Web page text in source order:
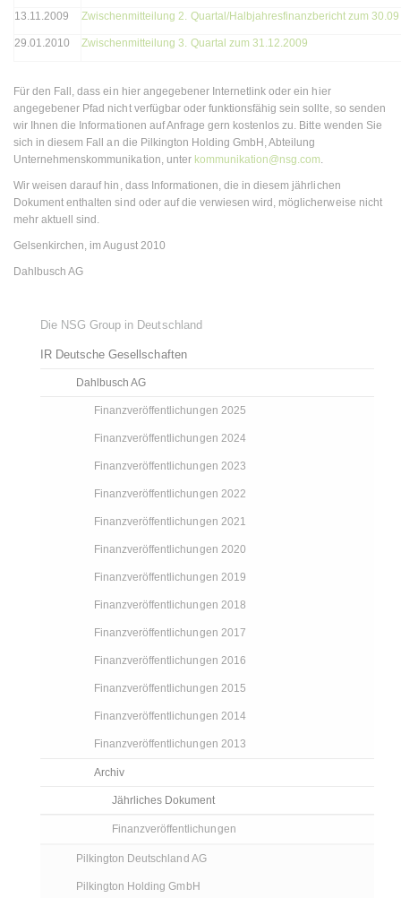
13.11.2009 Zwischenmitteilung 2. Quartal/Halbjahresfinanzbericht zum
29.01.2010 Zwischenmitteilung 3. Quartal zum 31.12.2009
Für den Fall, dass ein hier angegebener Internetlink oder ein hier
angegebener Pfad nicht verfügbar oder funktionsfähig sein sollte, so senden
wir Ihnen die Informationen auf Anfrage gern kostenlos zu. Bitte wenden Sie
sich in diesem Fall an die Pilkington Holding GmbH, Abteilung
Unternehmenskommunikation, unter kommunikation@nsg.com.
Wir weisen darauf hin, dass Informationen, die in diesem jährlichen
Dokument enthalten sind oder auf die verwiesen wird, möglicherweise nicht
mehr aktuell sind.
Gelsenkirchen, im August 2010
Dahlbusch AG
Die NSG Group in Deutschland
IR Deutsche Gesellschaften
Dahlbusch AG
Finanzveröffentlichungen 2025
Finanzveröffentlichungen 2024
Finanzveröffentlichungen 2023
Finanzveröffentlichungen 2022
Finanzveröffentlichungen 2021
Finanzveröffentlichungen 2020
Finanzveröffentlichungen 2019
Finanzveröffentlichungen 2018
Finanzveröffentlichungen 2017
Finanzveröffentlichungen 2016
Finanzveröffentlichungen 2015
Finanzveröffentlichungen 2014
Finanzveröffentlichungen 2013
Archiv
Jährliches Dokument
Finanzveröffentlichungen
Pilkington Deutschland AG
Pilkington Holding GmbH